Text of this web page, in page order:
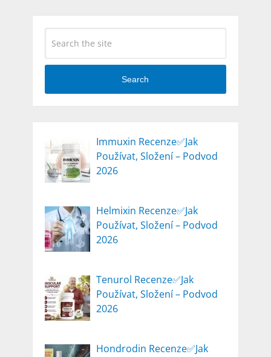
Search
Immuxin Recenze✅Jak
Používat, Složení – Podvod
2026
Helmixin Recenze✅Jak
Používat, Složení – Podvod
2026
Tenurol Recenze✅Jak
Používat, Složení – Podvod
2026
Hondrodin Recenze✅Jak